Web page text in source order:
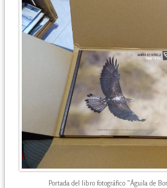
Portada del libro fotográfico "Águila de